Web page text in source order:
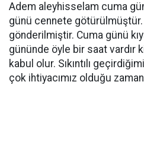
Adem aleyhisselam cuma
günü cennete götürülmüştür.
gönderilmiştir. Cuma günü
gününde öyle bir saat vardır
kabul olur. Sıkıntılı
çok ihtiyacımız olduğu